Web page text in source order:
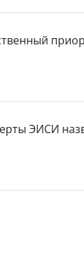
ЭИСИ